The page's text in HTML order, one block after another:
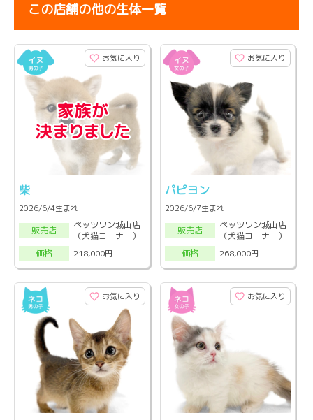
この店舗の他の生体一覧
お気に入り
柴
2026/6/4生まれ
販売店
ペッツワン城山店
（犬猫コーナー）
価格
218,000円
お気に入り
パピヨン
2026/6/7生まれ
販売店
ペッツワン城山店
（犬猫コーナー）
価格
268,000円
お気に入り お気に入り